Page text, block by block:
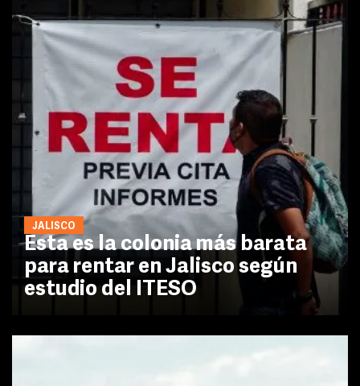
JALISCO
Esta es la colonia más barata
para rentar en Jalisco según
estudio del ITESO